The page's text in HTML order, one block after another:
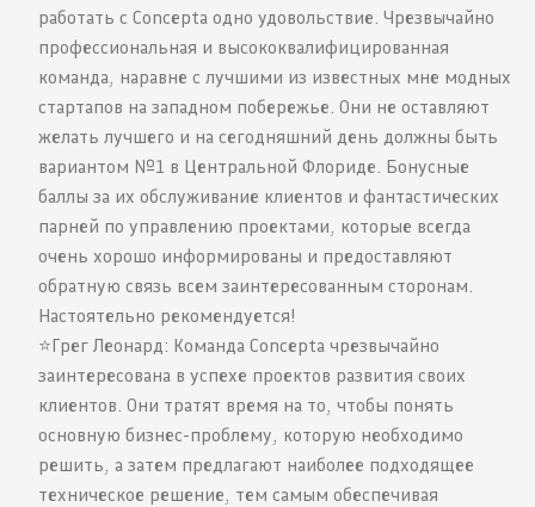
работать с Concepta одно удовольствие. Чрезвычайно
профессиональная и высококвалифицированная
команда, наравне с лучшими из известных мне модных
стартапов на западном побережье. Они не оставляют
желать лучшего и на сегодняшний день должны быть
вариантом №1 в Центральной Флориде. Бонусные
баллы за их обслуживание клиентов и фантастических
парней по управлению проектами, которые всегда
очень хорошо информированы и предоставляют
обратную связь всем заинтересованным сторонам.
Настоятельно рекомендуется!
⭐️Грег Леонард: Команда Concepta чрезвычайно
заинтересована в успехе проектов развития своих
клиентов. Они тратят время на то, чтобы понять
основную бизнес-проблему, которую необходимо
решить, а затем предлагают наиболее подходящее
техническое решение, тем самым обеспечивая